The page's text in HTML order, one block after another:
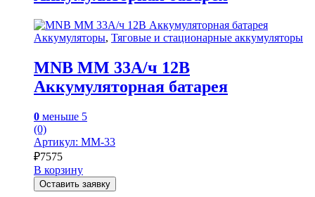
Аккумуляторы, Тяговые и стационарные аккумуляторы
MNB MM 33А/ч 12В
Аккумуляторная батарея
0 меньше 5
(0)
Артикул: MM-33
₽7575
В корзину
Оставить заявку